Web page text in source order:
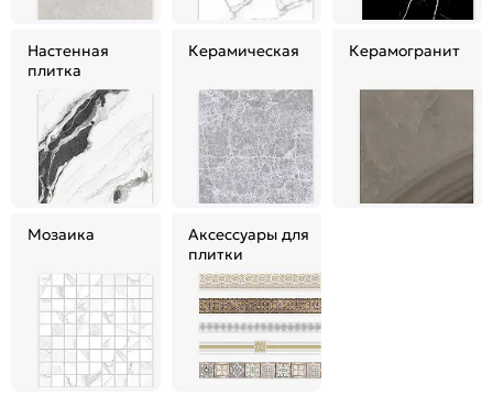
Настенная
плитка
Керамическая Керамогранит
Мозаика
Аксессуары для
плитки